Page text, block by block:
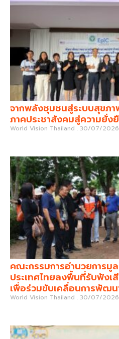
จากพลังชุมชนสู่ระบบสุขภ
ภาคประชาสังคมสู่ความยั่ง
World Vision Thailand 30/07/2026
คณะกรรมการอำนวยการ
ประเทศไทยลงพื้นที่รับฟังเ
เพื่อร่วมขับเคลื่อนการพัฒ
World Vision Thailand 30/07/2026